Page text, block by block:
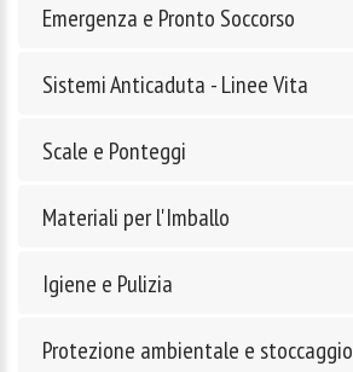
Emergenza e Pronto Soccorso
Sistemi Anticaduta - Linee Vita
Scale e Ponteggi
Materiali per l'Imballo
Igiene e Pulizia
Protezione ambientale e stoccaggio